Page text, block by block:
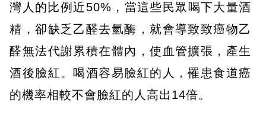
灣人的比例近50%，當這些民眾喝下大量酒
精，卻缺乏乙醛去氫酶，就會導致致癌物乙
醛無法代謝累積在體內，使血管擴張，產生
酒後臉紅。喝酒容易臉紅的人，罹患食道癌
的機率相較不會臉紅的人高出14倍。